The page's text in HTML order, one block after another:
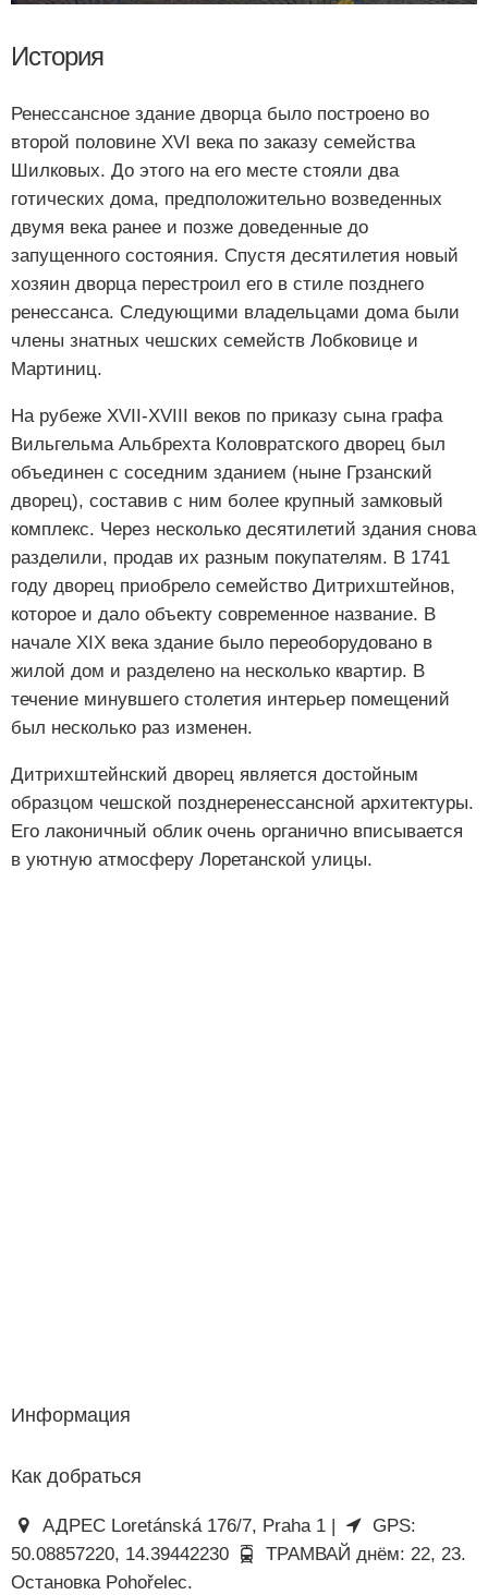
История
Ренессансное здание дворца было построено во
второй половине XVI века по заказу семейства
Шилковых. До этого на его месте стояли два
готических дома, предположительно возведенных
двумя века ранее и позже доведенные до
запущенного состояния. Спустя десятилетия новый
хозяин дворца перестроил его в стиле позднего
ренессанса. Следующими владельцами дома были
члены знатных чешских семейств Лобковице и
Мартиниц.
На рубеже XVII-XVIII веков по приказу сына графа
Вильгельма Альбрехта Коловратского дворец был
объединен с соседним зданием (ныне Грзанский
дворец), составив с ним более крупный замковый
комплекс. Через несколько десятилетий здания снова
разделили, продав их разным покупателям. В 1741
году дворец приобрело семейство Дитрихштейнов,
которое и дало объекту современное название. В
начале XIX века здание было переоборудовано в
жилой дом и разделено на несколько квартир. В
течение минувшего столетия интерьер помещений
был несколько раз изменен.
Дитрихштейнский дворец является достойным
образцом чешской позднеренессансной архитектуры.
Его лаконичный облик очень органично вписывается
в уютную атмосферу Лоретанской улицы.
Информация
Как добраться
АДРЕС Loretánská 176/7, Praha 1 |
GPS:
50.08857220, 14.39442230
ТРАМВАЙ днём: 22, 23.
Остановка Pohořelec.